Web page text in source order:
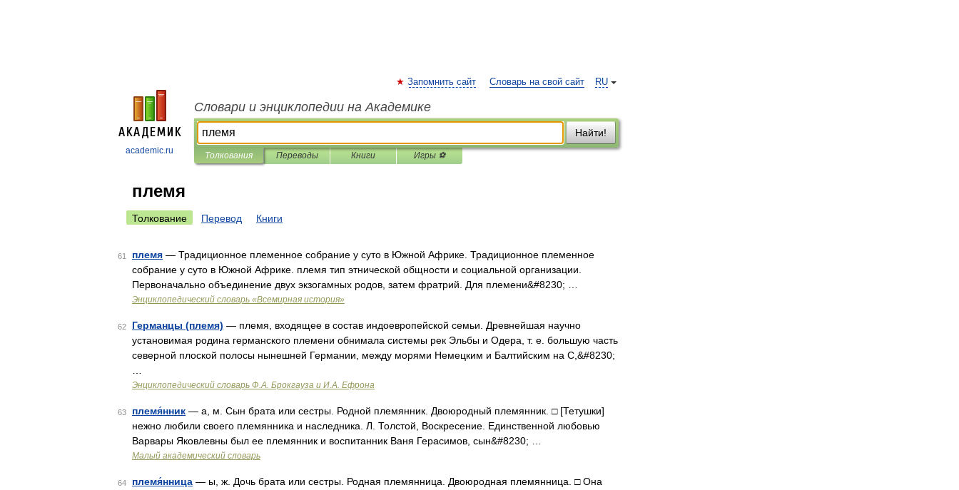
academic.ru
RU
Запомнить сайт Словарь на свой сайт
Словари и энциклопедии на Академике
Найти!
Толкования Переводы Книги Игры ⚽
племя
Толкование Перевод Книги
61 племя — Традиционное племенное собрание у суто в Южной Африке. Традиционное племенное
собрание у суто в Южной Африке. племя тип этнической общности и социальной организации.
Первоначально объединение двух экзогамных родов, затем фратрий. Для племени&#8230; …
Энциклопедический словарь «Всемирная история»
62 Германцы (племя) — племя, входящее в состав индоевропейской семьи. Древнейшая научно
установимая родина германского племени обнимала системы рек Эльбы и Одера, т. е. большую часть
северной плоской полосы нынешней Германии, между морями Немецким и Балтийским на С,&#8230;
Энциклопедический словарь Ф.А. Брокгауза и И.А. Ефрона
63 племя́нник — а, м. Сын брата или сестры. Родной племянник. Двоюродный племянник. □ [Тетушки]
нежно любили своего племянника и наследника. Л. Толстой, Воскресение. Единственной любовью
Варвары Яковлевны был ее племянник и воспитанник Ваня Герасимов, сын&#8230; …
Малый академический словарь
64 племя́нница — ы, ж. Дочь брата или сестры. Родная племянница. Двоюродная племянница. □ Она